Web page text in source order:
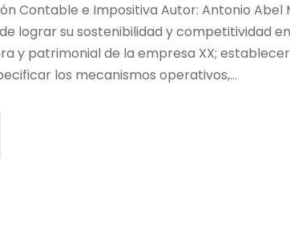
Contable e Impositiva Autor: Antonio
de lograr su sostenibilidad y competitividad
y patrimonial de la empresa XX;
los mecanismos operativos,...